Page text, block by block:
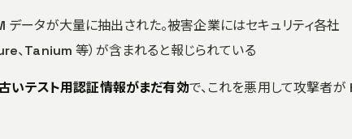
タが大量に抽出された。被害企業にはセキュリティ各社
Tanium 等）が含まれると報じられている
いテスト用認証情報がまだ有効で、これを悪用して攻撃者が